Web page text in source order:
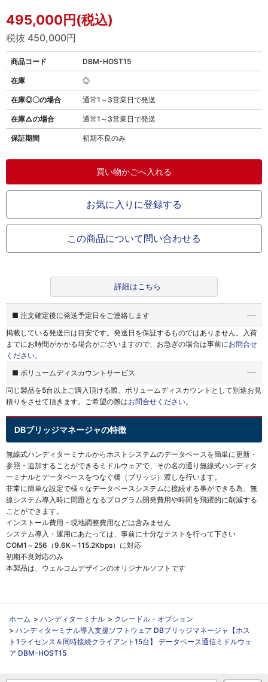
495,000円(税込)
税抜 450,000円
商品コード DBM-HOST15
在庫◎〇の場合 通常1～3営業日で発送
在庫△の場合 通常1～3営業日で発送
保証期間 初期不良のみ
在庫 ◎
お気に入りに登録する
この商品について問い合わせる
詳細はこちら
■ 注文確定後に発送予定日をご連絡します
掲載している発送日は目安です。 発送日を保証するものではありません。
入荷
までにお時間がかかる場合がございますので、お急ぎの場合は事前にお問合せ
ください。
■ ボリュームディスカウントサービス
同じ製品を5台以上ご購入頂ける際、 ボリュームディスカウントとして別途お見
積りをさせて頂きます。ご希望の際はお問合せください。
DBブリッジマネージャの特徴
無線式ハンディターミナルからホストシステムのデータベースを簡単に更新・
参照・追加することができるミドルウェアで、その名の通り無線式ハンディタ
ーミナルとデータベースをつなぐ橋（ブリッジ）渡しを行います。
非常に簡単な設定で様々なデータベースシステムに接続する事ができる為、無
線システム導入時に問題となるプログラム開発費用や時間を飛躍的に削減する
ことができます。
インストール費用・現地調整費用などは含みません
システム導入・運用にあたっては、事前に十分なテストを行って下さい
COM1～256（9.6K～115.2Kbps）に対応
初期不良対応のみ
本製品は、ウェルコムデザインのオリジナルソフトです
ホーム > ハンディターミナル > クレードル・オプション
> ハンディターミナル導入支援ソフトウェア DBブリッジマネージャ【ホス
ト1ライセンス＆同時接続クライアント15台】 データベース通信ミドルウェ
ア DBM-HOST15